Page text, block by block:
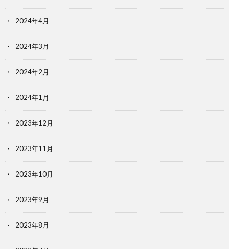
2024年4月
2024年3月
2024年2月
2024年1月
2023年12月
2023年11月
2023年10月
2023年9月
2023年8月